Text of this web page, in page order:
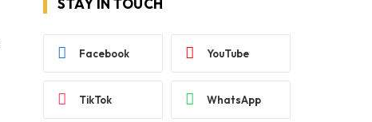
STAY IN TOUCH
Facebook YouTube
TikTok WhatsApp